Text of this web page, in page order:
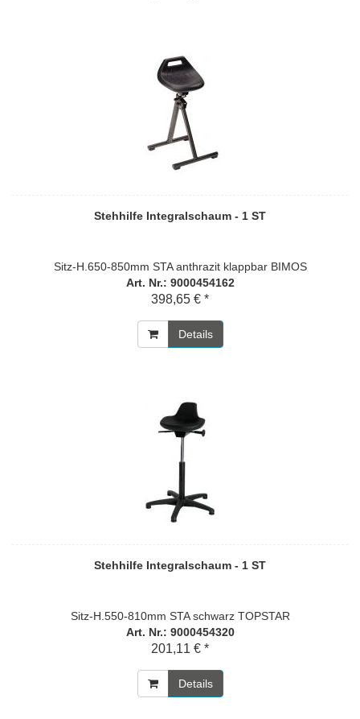
Stehhilfe Integralschaum - 1 ST
Sitz-H.650-850mm STA anthrazit klappbar BIMOS
Art. Nr.: 9000454162
398,65 € *
Details
Stehhilfe Integralschaum - 1 ST
Sitz-H.550-810mm STA schwarz TOPSTAR
Art. Nr.: 9000454320
201,11 € *
Details